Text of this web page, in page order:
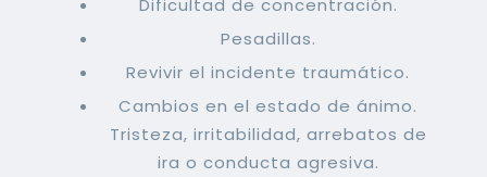
Dificultad de concentración.
Pesadillas.
Revivir el incidente traumático.
Cambios en el estado de ánimo.
Tristeza, irritabilidad, arrebatos de
ira o conducta agresiva.